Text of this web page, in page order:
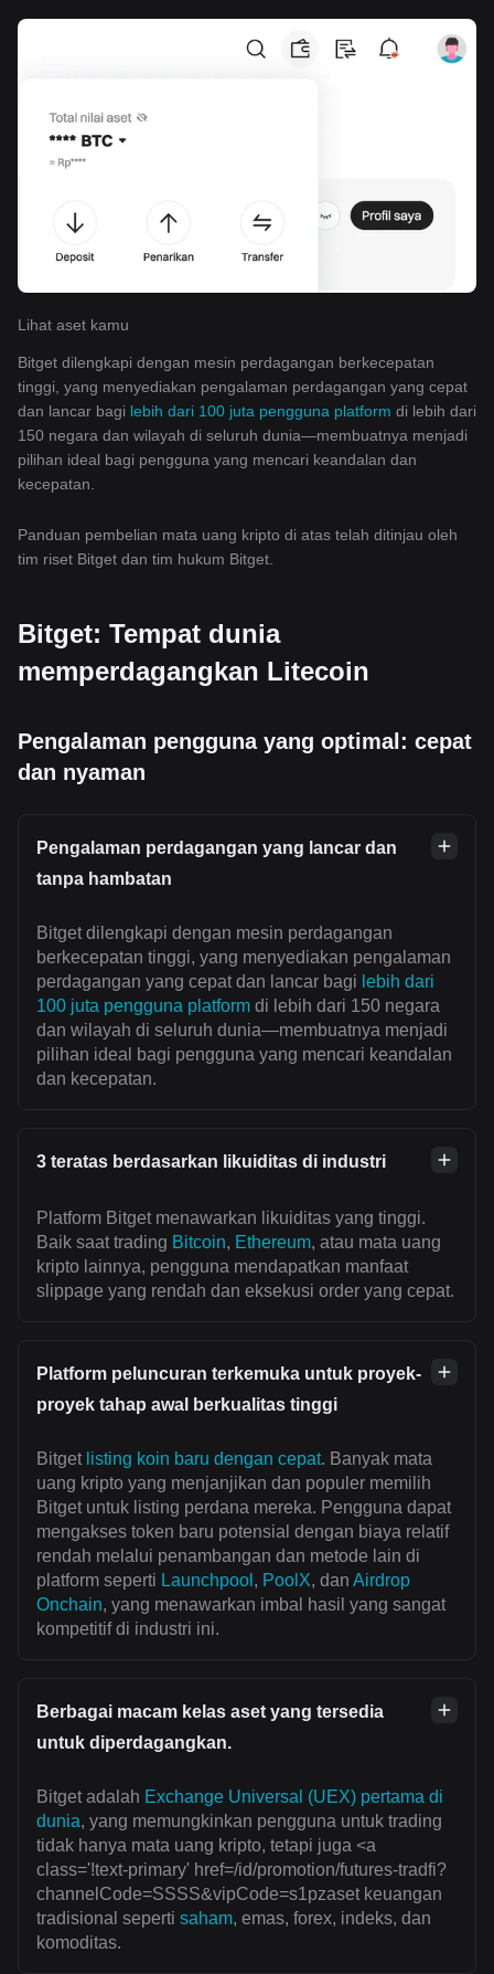
Lihat aset kamu
Bitget dilengkapi dengan mesin perdagangan berkecepatan
tinggi, yang menyediakan pengalaman perdagangan yang cepat
dan lancar bagi lebih dari 100 juta pengguna platform di lebih dari
150 negara dan wilayah di seluruh dunia—membuatnya menjadi
pilihan ideal bagi pengguna yang mencari keandalan dan
kecepatan.
Panduan pembelian mata uang kripto di atas telah ditinjau oleh
tim riset Bitget dan tim hukum Bitget.
Bitget: Tempat dunia
memperdagangkan Litecoin
Pengalaman pengguna yang optimal: cepat
dan nyaman
Pengalaman perdagangan yang lancar dan
tanpa hambatan
Bitget dilengkapi dengan mesin perdagangan
berkecepatan tinggi, yang menyediakan pengalaman
perdagangan yang cepat dan lancar bagi lebih dari
100 juta pengguna platform di lebih dari 150 negara
dan wilayah di seluruh dunia—membuatnya menjadi
pilihan ideal bagi pengguna yang mencari keandalan
dan kecepatan.
3 teratas berdasarkan likuiditas di industri
Platform Bitget menawarkan likuiditas yang tinggi.
Baik saat trading Bitcoin, Ethereum, atau mata uang
kripto lainnya, pengguna mendapatkan manfaat
slippage yang rendah dan eksekusi order yang cepat.
Platform peluncuran terkemuka untuk proyek-
proyek tahap awal berkualitas tinggi
Bitget listing koin baru dengan cepat. Banyak mata
uang kripto yang menjanjikan dan populer memilih
Bitget untuk listing perdana mereka. Pengguna dapat
mengakses token baru potensial dengan biaya relatif
rendah melalui penambangan dan metode lain di
platform seperti Launchpool , PoolX, dan Airdrop
Onchain, yang menawarkan imbal hasil yang sangat
kompetitif di industri ini.
Berbagai macam kelas aset yang tersedia
untuk diperdagangkan.
Bitget adalah Exchange Universal (UEX) pertama di
dunia, yang memungkinkan pengguna untuk trading
tidak hanya mata uang kripto, tetapi juga <a
class='!text-primary' href=/id/promotion/futures-tradfi?
channelCode=SSSS&vipCode=s1pzaset keuangan
tradisional seperti saham, emas, forex, indeks, dan
komoditas.